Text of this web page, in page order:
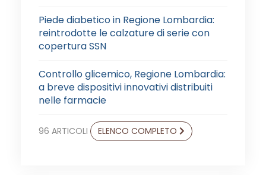
Piede diabetico in Regione Lombardia:
reintrodotte le calzature di serie con
copertura SSN
Controllo glicemico, Regione Lombardia:
a breve dispositivi innovativi distribuiti
nelle farmacie
96 ARTICOLI ELENCO COMPLETO